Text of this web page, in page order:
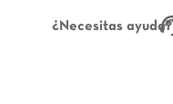
¿Necesitas ayuda?